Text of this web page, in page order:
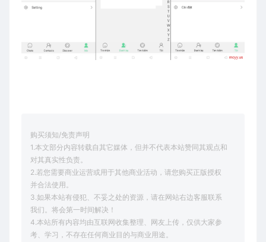
购买须知/免责声明
1.本文部分内容转载自其它媒体，但并不代表本站赞同其观点和
对其真实性负责。
2.若您需要商业运营或用于其他商业活动，请您购买正版授权
并合法使用。
3.如果本站有侵犯、不妥之处的资源，请在网站右边客服联系
我们。将会第一时间解决！
4.本站所有内容均由互联网收集整理、网友上传，仅供大家参
考、学习，不存在任何商业目的与商业用途。